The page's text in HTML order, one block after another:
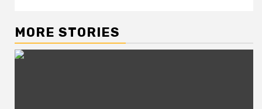
MORE STORIES